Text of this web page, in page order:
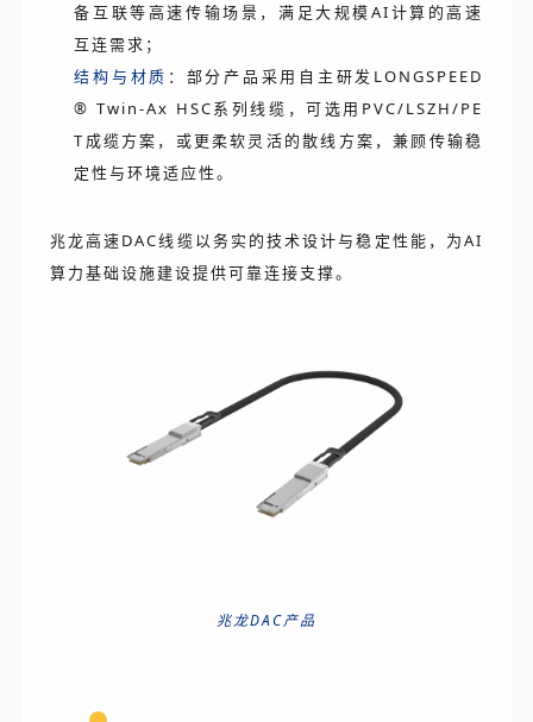
备互联等高速传输场景，满足大规模AI计算的高速
互连需求；
结构与材质 ：部分产品采用自主研发LONGSPEED
® Twin-Ax HSC系列线缆，可选用PVC/LSZH/PE
T成缆方案，或更柔软灵活的散线方案，兼顾传输稳
定性与环境适应性。
兆龙高速DAC线缆以务实的技术设计与稳定性能，为AI
算力基础设施建设提供可靠连接支撑。
兆龙DAC产品